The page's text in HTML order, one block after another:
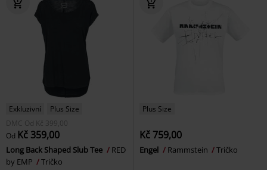
Exkluzivní
Plus Size
DMC Od Kč 399,00
Od Kč 359,00
Long Back Shaped Slub Tee
RED
by EMP
Tričko
Plus Size
Kč 759,00
Engel Rammstein Tričko